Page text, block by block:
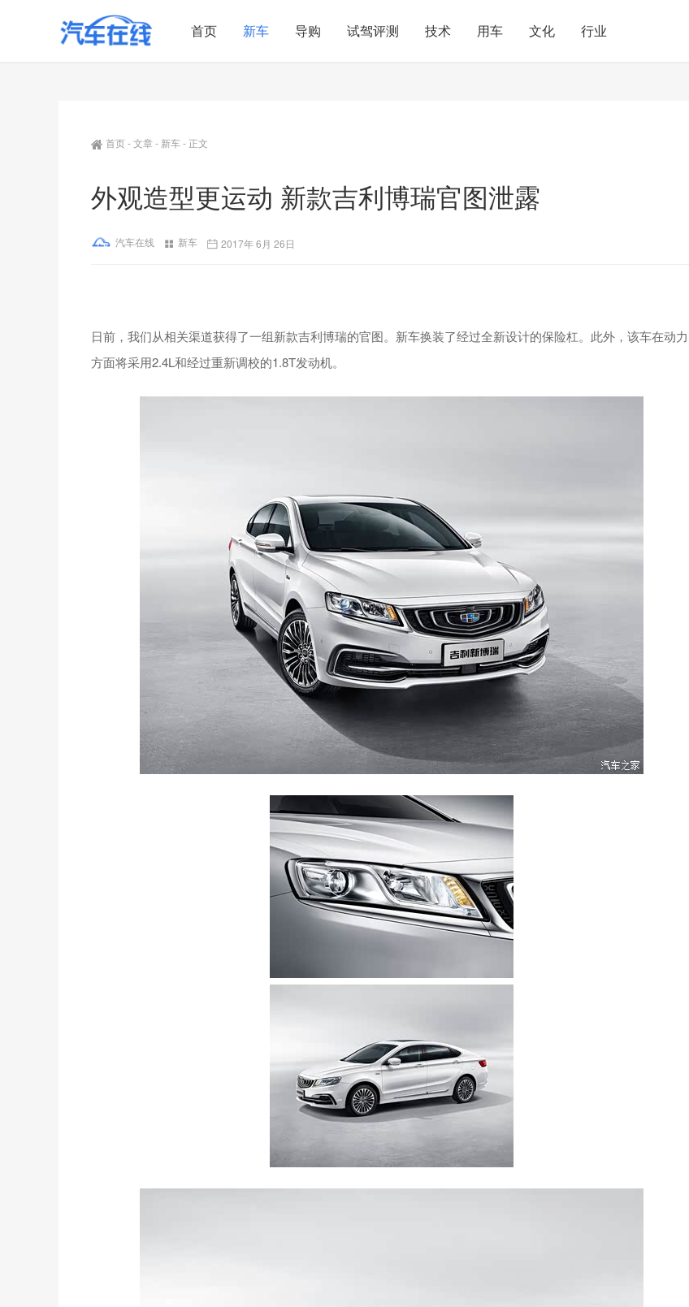
首页 新车 导购 试驾评测 技术 用车 文化 行业
首页-文章- 新车- 正文
外观造型更运动 新款吉利博瑞官图泄露
汽车在线 新车 2017年 6月 26日
日前，我们从相关渠道获得了一组新款吉利博瑞的官图。新车换装了经过全新设计的保险杠。此外，该车在动力
方面将采用2.4L和经过重新调校的1.8T发动机。